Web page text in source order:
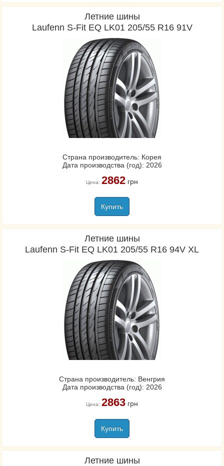
Летние шины
Laufenn S-Fit EQ LK01 205/55 R16 91V
Страна производитель: Корея
Дата производства (год): 2026
Цена: 2862грн
Купить
Летние шины
Laufenn S-Fit EQ LK01 205/55 R16 94V XL
Страна производитель: Венгрия
Дата производства (год): 2026
Цена: 2863грн
Купить
Летние шины